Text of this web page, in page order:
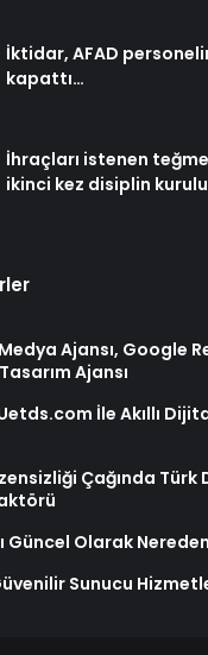
İktidar, AFAD
kapattı…
İhraçları istenen
ikinci kez disiplin
Ajansı, Google
Ajansı
İle Akıllı
Çağında Türk
Güncel Olarak
Sunucu